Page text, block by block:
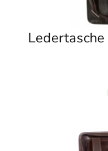
Ledertasche